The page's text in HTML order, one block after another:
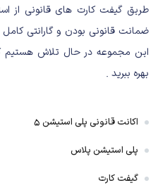
متوجه خواهیم شد که نه گیم پلی
جدا از این موارد، عناوینی نیز این
نامناسب داستان، همه چیز را خراب و
ها، از لطفی که داستان در حق
صدا گذاری بی نقص و گرافیک محشر.
امدند. اما رکنی که در این بین بیش تر
طریق گیفت کارت های قانونی از
ضمانت قانونی بودن و گارانتی
این مجموعه در حال تلاش هستیم
بهره ببرید .
اکانت قانونی پلی استیشن ۵
پلی استیشن پلاس
گیفت کارت